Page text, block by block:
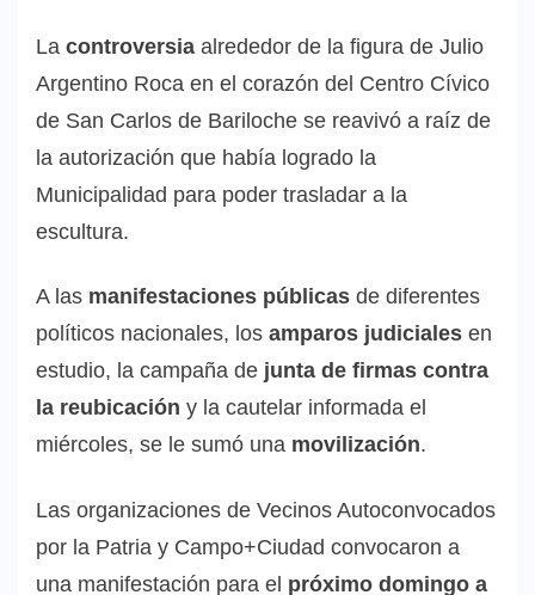
La controversia alrededor de la figura de Julio
Argentino Roca en el corazón del Centro Cívico
de San Carlos de Bariloche se reavivó a raíz de
la autorización que había logrado la
Municipalidad para poder trasladar a la
escultura.
A las manifestaciones públicas de diferentes
políticos nacionales, los amparos judiciales en
estudio, la campaña de junta de firmas contra
la reubicación y la cautelar informada el
miércoles, se le sumó una movilización.
Las organizaciones de Vecinos Autoconvocados
por la Patria y Campo+Ciudad convocaron a
una manifestación para el próximo domingo a